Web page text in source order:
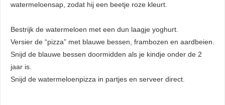
watermeloensap, zodat hij een beetje roze kleurt.
Bestrijk de watermeloen met een dun laagje yoghurt.
Versier de “pizza” met blauwe bessen, frambozen en aardbeien.
Snijd de blauwe bessen doormidden als je kindje onder de 2
jaar is.
Snijd de watermeloenpizza in partjes en serveer direct.